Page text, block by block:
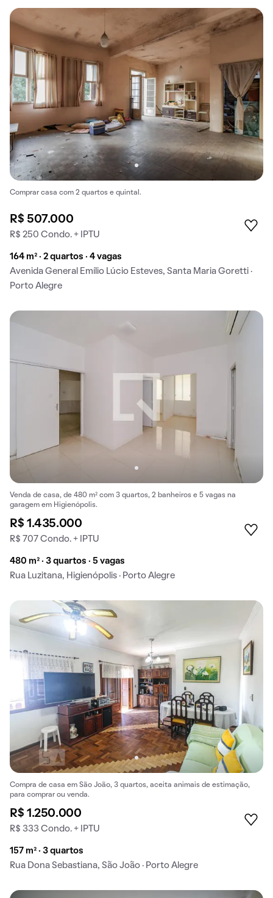
Comprar casa com 2 quartos e quintal.
R$ 507.000
R$ 250 Condo. + IPTU
164 m² · 2 quartos · 4 vagas
Avenida General Emílio Lúcio Esteves, Santa Maria Goretti ·
Porto Alegre
Venda de casa, de 480 m² com 3 quartos, 2 banheiros e 5 vagas na
garagem em Higienópolis.
R$ 1.435.000
R$ 707 Condo. + IPTU
480 m² · 3 quartos · 5 vagas
Rua Luzitana, Higienópolis · Porto Alegre
Compra de casa em São João, 3 quartos, aceita animais de estimação,
para comprar ou venda.
R$ 1.250.000
R$ 333 Condo. + IPTU
157 m² · 3 quartos
Rua Dona Sebastiana, São João · Porto Alegre